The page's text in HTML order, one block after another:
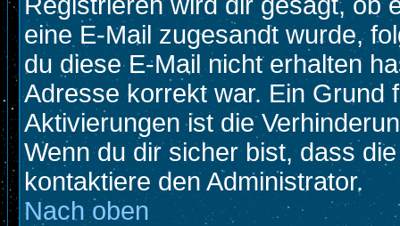
eine E-Mail zugesandt wurde,
du diese E-Mail nicht erhalten
Adresse korrekt war. Ein Grund
Aktivierungen ist die
Wenn du dir sicher bist, dass
kontaktiere den Administrator.
Nach oben